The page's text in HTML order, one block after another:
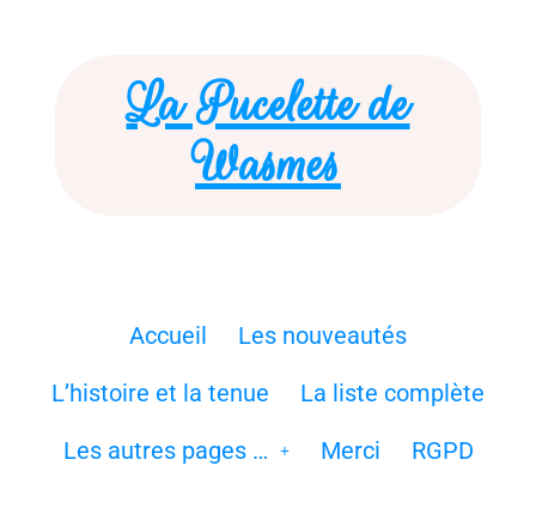
La Pucelette de
Wasmes
Accueil
Les nouveautés
L’histoire et la tenue
La liste complète
Les autres pages …
Merci RGPD